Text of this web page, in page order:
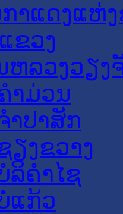
າແດງແຫ່
ຂວງ
ຫລວງວຽງ
າມ່ວນ
າປາສັກ
ຽງຂວາງ
ລິຄໍາໄຊ
ແກ້ວ